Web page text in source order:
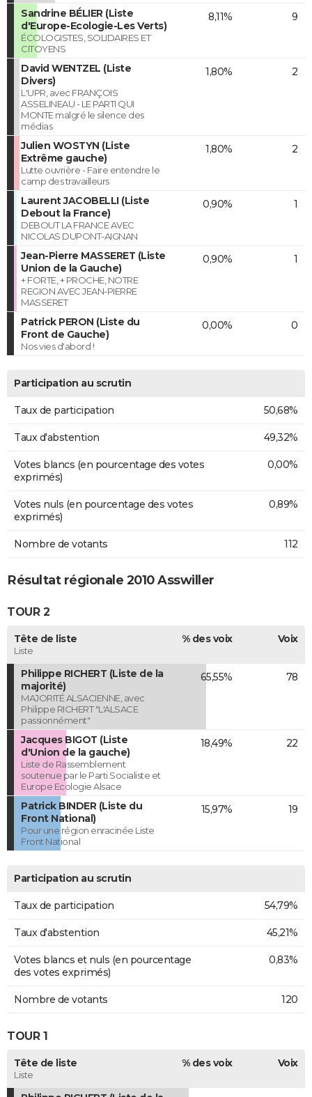
Sandrine BÉLIER (Liste
d'Europe-Ecologie-Les Verts)
ÉCOLOGISTES, SOLIDAIRES ET
CITOYENS
8,11% 9
David WENTZEL (Liste
Divers)
L'UPR, avec FRANÇOIS
ASSELINEAU - LE PARTI QUI
MONTE malgré le silence des
médias
1,80% 2
Julien WOSTYN (Liste
Extrême gauche)
Lutte ouvrière - Faire entendre le
camp des travailleurs
1,80% 2
Laurent JACOBELLI (Liste
Debout la France)
DEBOUT LA FRANCE AVEC
NICOLAS DUPONT-AIGNAN
0,90% 1
Jean-Pierre MASSERET (Liste
Union de la Gauche)
+ FORTE, + PROCHE, NOTRE
REGION AVEC JEAN-PIERRE
MASSERET
0,90% 1
Patrick PERON (Liste du
Front de Gauche)
Nos vies d'abord !
0,00% 0
Participation au scrutin
Taux de participation 50,68%
Taux d'abstention 49,32%
Votes blancs (en pourcentage des votes
exprimés)
0,00%
Votes nuls (en pourcentage des votes
exprimés)
0,89%
Nombre de votants 112
Résultat régionale 2010 Asswiller
TOUR 2
Tête de liste
Liste
% des voix Voix
Philippe RICHERT (Liste de la
majorité)
MAJORITÉ ALSACIENNE, avec
Philippe RICHERT "L'ALSACE
passionnément"
65,55% 78
Jacques BIGOT (Liste
d'Union de la gauche)
Liste de Rassemblement
soutenue par le Parti Socialiste et
Europe Ecologie Alsace
18,49% 22
Patrick BINDER (Liste du
Front National)
Pour une région enracinée Liste
Front National
15,97% 19
Participation au scrutin
Taux de participation 54,79%
Taux d'abstention 45,21%
Votes blancs et nuls (en pourcentage
des votes exprimés)
0,83%
Nombre de votants 120
TOUR 1
Tête de liste
Liste
% des voix Voix